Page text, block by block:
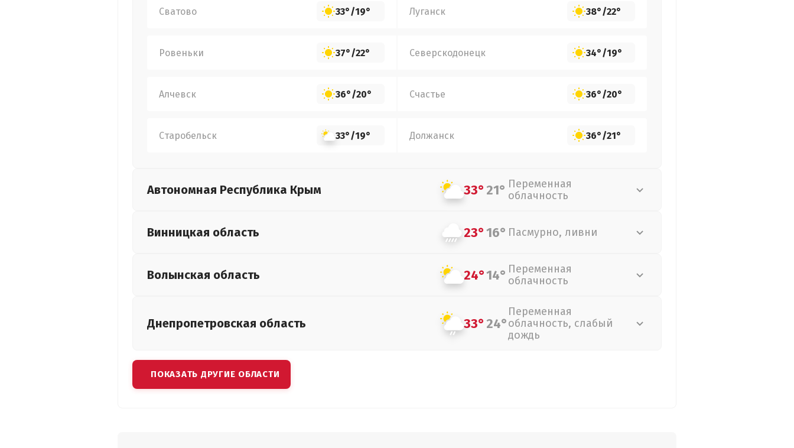
Сватово 33°/19° Луганск 38°/22°
Ровеньки 37°/22° Северскодонецк 34°/19°
Алчевск 36°/20° Счастье 36°/20°
Старобельск 33°/19° Должанск 36°/21°
Автономная Республика Крым 33°21° Переменная
облачность
Винницкая область 23°16° Пасмурно, ливни
Волынская область 24°14° Переменная
облачность
Днепропетровская область 33°24°
Переменная
облачность, слабый
дождь
ПОКАЗАТЬ ДРУГИЕ ОБЛАСТИ